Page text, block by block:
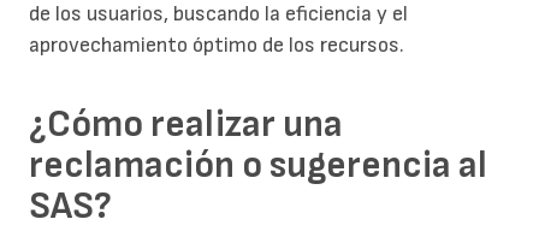
de los usuarios, buscando la eficiencia y el
aprovechamiento óptimo de los recursos.
¿Cómo realizar una
reclamación o sugerencia al
SAS?